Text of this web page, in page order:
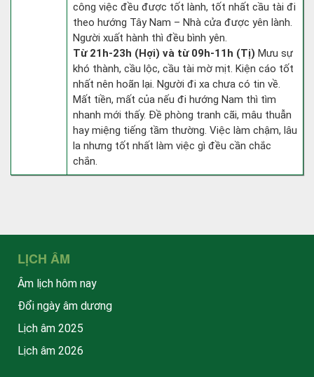
công việc đều được tốt lành, tốt nhất cầu tài đi
theo hướng Tây Nam – Nhà cửa được yên lành.
Người xuất hành thì đều bình yên.
Từ 21h-23h (Hợi) và từ 09h-11h (Tị) Mưu sự
khó thành, cầu lộc, cầu tài mờ mịt. Kiện cáo tốt
nhất nên hoãn lại. Người đi xa chưa có tin về.
Mất tiền, mất của nếu đi hướng Nam thì tìm
nhanh mới thấy. Đề phòng tranh cãi, mâu thuẫn
hay miệng tiếng tầm thường. Việc làm chậm, lâu
la nhưng tốt nhất làm việc gì đều cần chắc
chắn.
LỊCH ÂM
Âm lịch hôm nay
Đổi ngày âm dương
Lịch âm 2025
Lịch âm 2026